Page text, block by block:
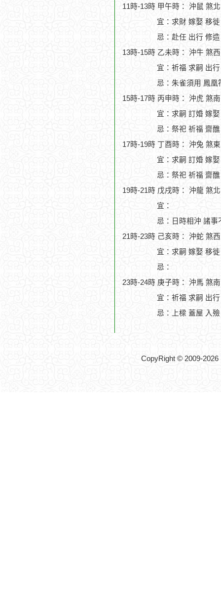
11時-13時 甲午時： 沖鼠 煞
宜：求財 嫁娶 移
忌：赴任 出行 修
13時-15時 乙未時： 沖牛 煞
宜：祈福 求嗣 出
忌：朱雀須用 鳳凰
15時-17時 丙申時： 沖虎 煞
宜：求嗣 訂婚 嫁
忌：祭祀 祈福 齋
17時-19時 丁酉時： 沖兔 煞
宜：求嗣 訂婚 嫁
忌：祭祀 祈福 齋
19時-21時 戊戌時： 沖龍 煞
宜：
忌：日時相沖 諸事
21時-23時 己亥時： 沖蛇 煞
宜：求嗣 嫁娶 移
忌：
23時-24時 庚子時： 沖馬 煞
宜：祈福 求嗣 出
忌：上樑 蓋屋 入殮
CopyRight © 2009-2026